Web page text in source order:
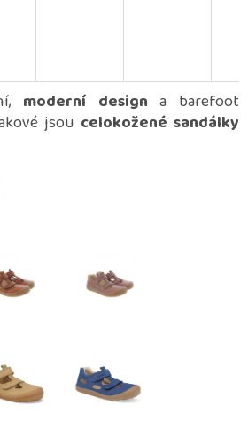
moderní design a barefoot
jsou celokožené sandálky